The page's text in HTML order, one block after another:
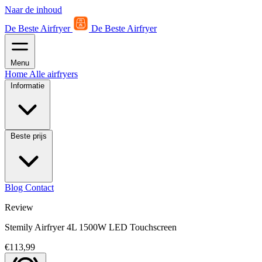
Naar de inhoud
De Beste Airfryer
De Beste Airfryer
Menu
Home Alle airfryers
Informatie
Beste prijs
Blog Contact
Review
Stemily Airfryer 4L 1500W LED Touchscreen
€113,99